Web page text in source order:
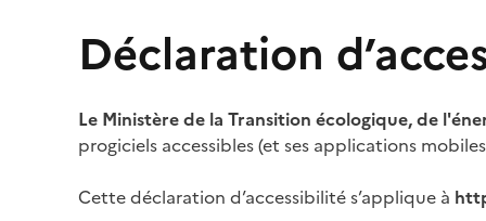
Déclaration
Le Ministère de la Transition écologique, de
progiciels accessibles (et ses applications
Cette déclaration d’accessibilité s’applique à